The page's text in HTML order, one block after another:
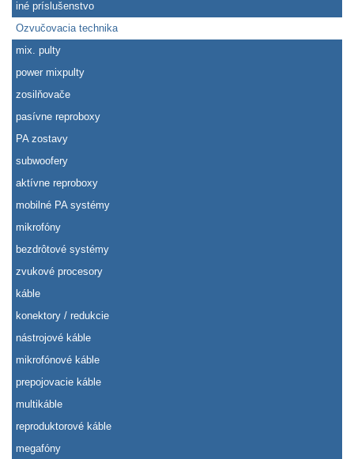
iné príslušenstvo
Ozvučovacia technika
mix. pulty
power mixpulty
zosilňovače
pasívne reproboxy
PA zostavy
subwoofery
aktívne reproboxy
mobilné PA systémy
mikrofóny
bezdrôtové systémy
zvukové procesory
káble
konektory / redukcie
nástrojové káble
mikrofónové káble
prepojovacie káble
multikáble
reproduktorové káble
megafóny